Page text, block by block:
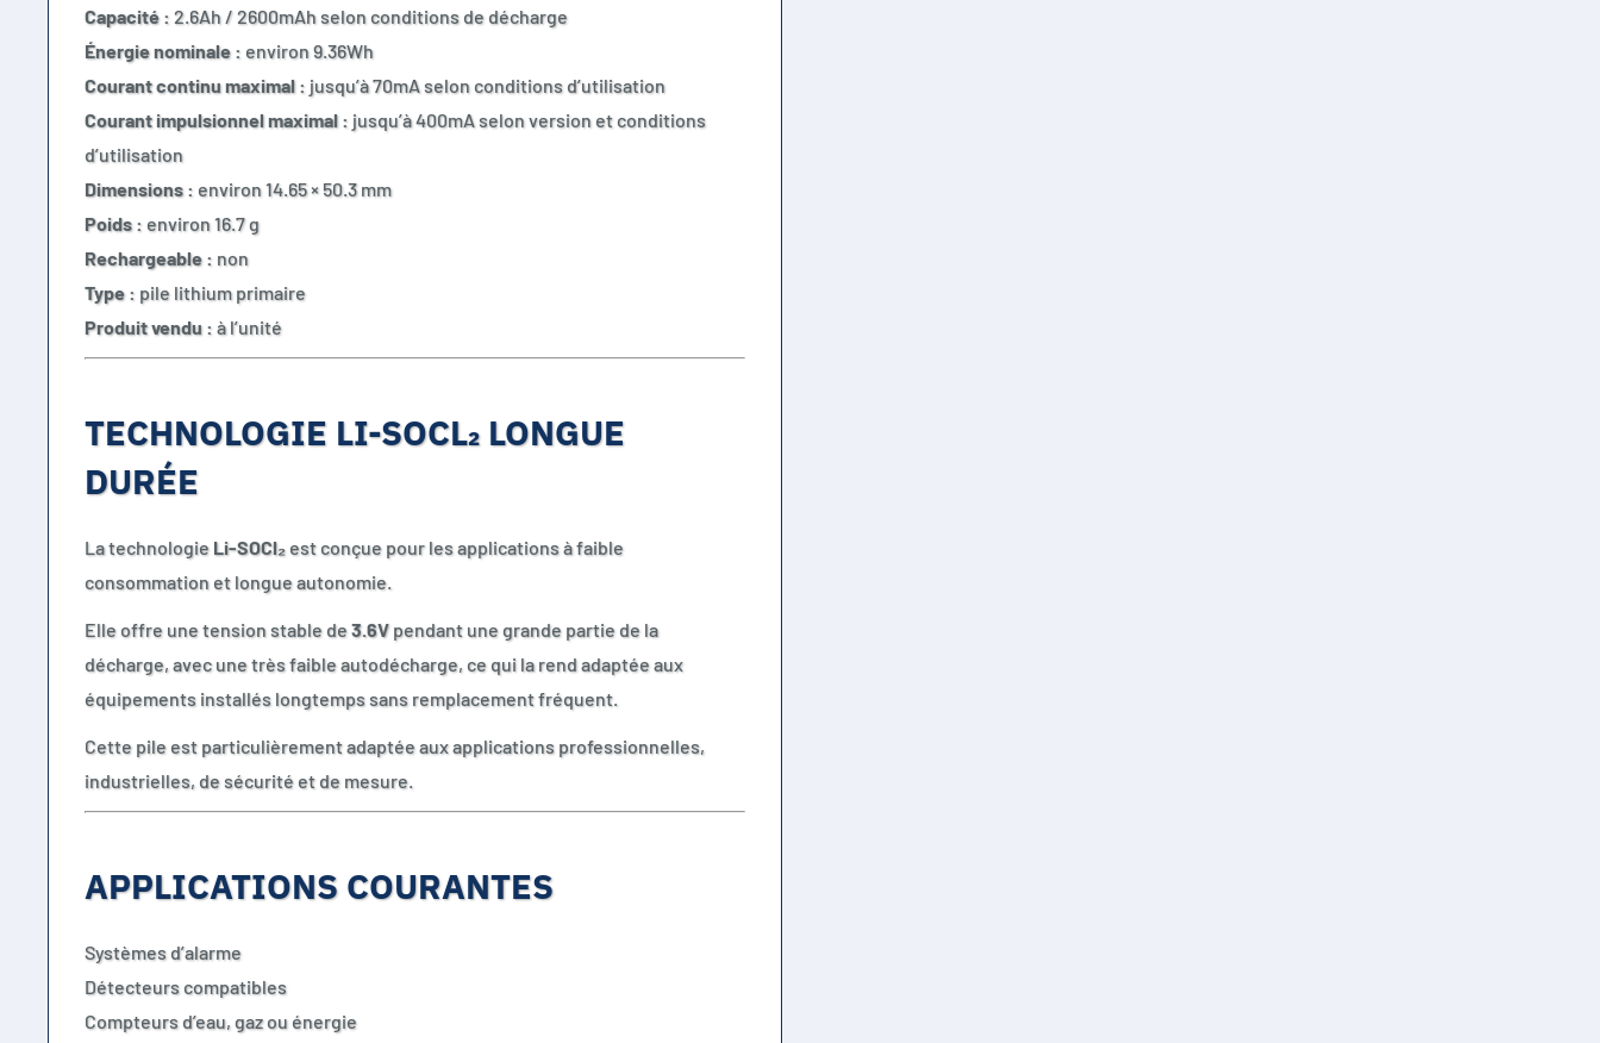
Capacité : 2.6Ah / 2600mAh selon conditions de décharge
Énergie nominale : environ 9.36Wh
Courant continu maximal : jusqu’à 70mA selon conditions d’utilisation
Courant impulsionnel maximal : jusqu’à 400mA selon version et conditions
d’utilisation
Dimensions : environ 14.65 × 50.3 mm
Poids : environ 16.7 g
Rechargeable : non
Type : pile lithium primaire
Produit vendu : à l’unité
TECHNOLOGIE LI-SOCL₂ LONGUE
DURÉE
La technologie Li-SOCl₂ est conçue pour les applications à faible
consommation et longue autonomie.
Elle offre une tension stable de3.6V pendant une grande partie de la
décharge, avec une très faible autodécharge, ce qui la rend adaptée aux
équipements installés longtemps sans remplacement fréquent.
Cette pile est particulièrement adaptée aux applications professionnelles,
industrielles, de sécurité et de mesure.
APPLICATIONS COURANTES
Systèmes d’alarme
Détecteurs compatibles
Compteurs d’eau, gaz ou énergie